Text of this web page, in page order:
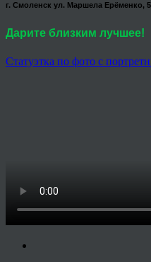
г. Смоленск ул. Маршела Ерёменко,
Дарите близким лучшее!
Статуэтка по фото с